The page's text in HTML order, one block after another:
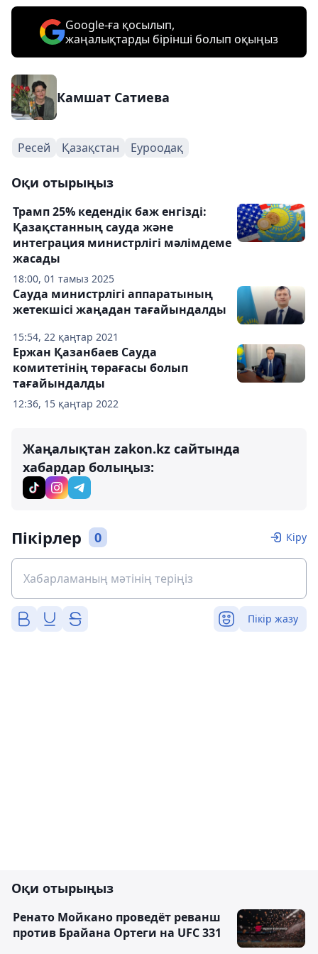
Google-ға қосылып,
жаңалықтарды бірінші болып оқыңыз
Камшат Сатиева
Ресей Қазақстан Еуроодақ
Оқи отырыңыз
18:00, 01 тамыз 2025
Трамп 25% кедендік баж енгізді:
Қазақстанның сауда және
интеграция министрлігі мәлімдеме
жасады
15:54, 22 қаңтар 2021
Сауда министрлігі аппаратының
жетекшісі жаңадан тағайындалды
12:36, 15 қаңтар 2022
Ержан Қазанбаев Сауда
комитетінің төрағасы болып
тағайындалды
Жаңалықтан zakon.kz сайтында
хабардар болыңыз:
Пікірлер 0 Кіру
Пікір жазу
Оқи отырыңыз
Ренато Мойкано проведёт реванш
против Брайана Ортеги на UFC 331